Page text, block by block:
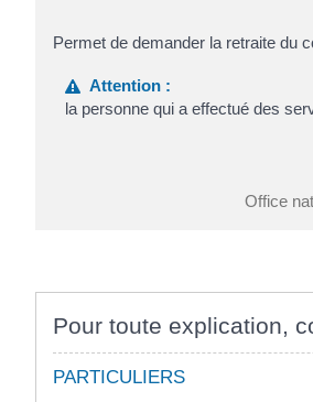
Permet de demander la retraite du
Attention :
la personne qui a effectué des
Office
Pour toute explication,
PARTICULIERS